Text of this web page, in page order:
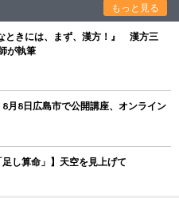
もっと見る
ときには、まず、漢方！』 漢方三
が執筆
8日広島市で公開講座、オンライン
し算命」】天空を見上げて